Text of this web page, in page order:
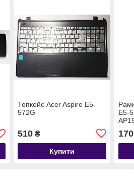
Топкейс Acer Aspire E5-
572G
510₴
Купити
E5-
170